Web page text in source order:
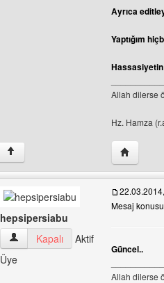
Ayrıca
Yaptığım
Allah dilerse
Hz. Hamza
↑ Yazarın
hepsipersiabu
hepsipersiabu Kullanıcının profilini
Kapalı
Aktif
Üye
Mesaj
Güncel..
Allah dilerse